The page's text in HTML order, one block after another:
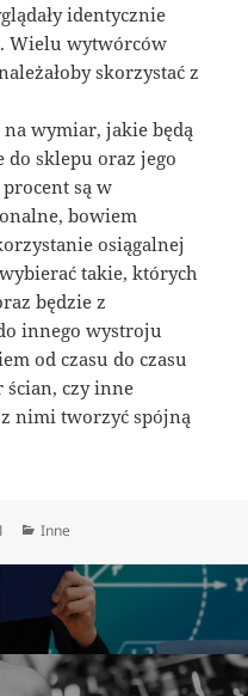
identycznie
Wielu wytwórców
skorzystać z
wymiar, jakie będą
do sklepu oraz jego
są w
bowiem
osiągalnej
takie, których
będzie z
innego wystroju
od czasu do czasu
czy inne
nimi tworzyć spójną
Kategorie
Inne